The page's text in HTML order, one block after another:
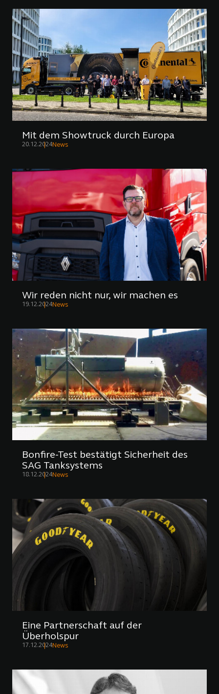
Mit dem Showtruck durch Europa
20.12.2024News
Wir reden nicht nur, wir machen es
19.12.2024News
Bonfire-Test bestätigt Sicherheit des
SAG Tanksystems
18.12.2024News
Eine Partnerschaft auf der
Überholspur
17.12.2024News